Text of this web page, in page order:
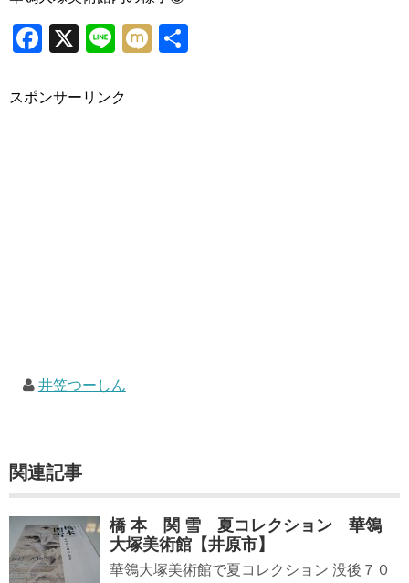
Facebook
X LineMixi
スポンサーリンク
井笠つーしん
関連記事
橋 本 関 雪 夏コレクション 華鴒
大塚美術館【井原市】
華鴒大塚美術館で夏コレクション 没後７０